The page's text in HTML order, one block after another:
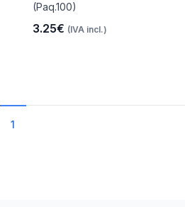
(Paq.100)
3.25€ (IVA incl.)
1